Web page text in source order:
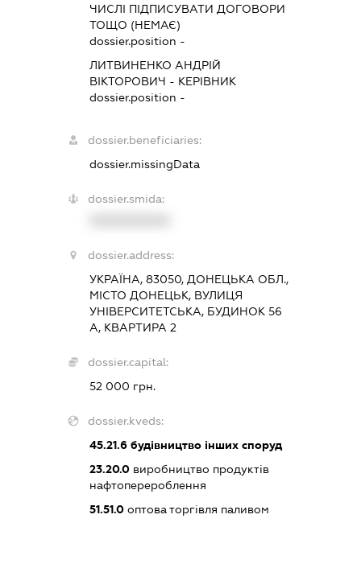
ЧИСЛІ ПІДПИСУВАТИ ДОГОВОРИ
ТОЩО (НЕМАЄ)
dossier.position -
ЛИТВИНЕНКО АНДРІЙ
ВІКТОРОВИЧ - КЕРІВНИК
dossier.position -
dossier.beneficiaries:
dossier.missingData
dossier.smida:
dossier.address:
УКРАЇНА, 83050, ДОНЕЦЬКА ОБЛ.,
МІСТО ДОНЕЦЬК, ВУЛИЦЯ
УНІВЕРСИТЕТСЬКА, БУДИНОК 56
А, КВАРТИРА 2
dossier.capital:
52 000 грн.
dossier.kveds:
45.21.6будівництво інших споруд
23.20.0виробництво продуктів
нафтоперероблення
51.51.0оптова торгівля паливом